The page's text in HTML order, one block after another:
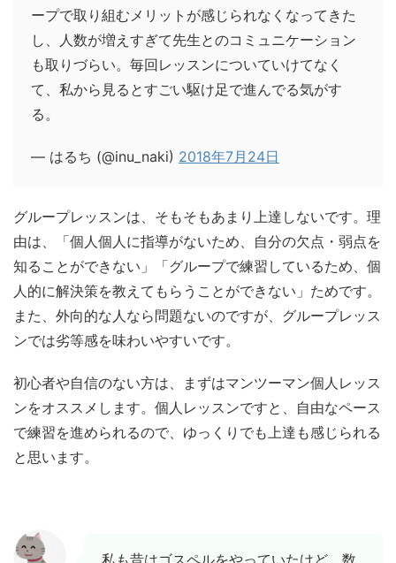
ープで取り組むメリットが感じられなくなってきた
し、人数が増えすぎて先生とのコミュニケーション
も取りづらい。毎回レッスンについていけてなく
て、私から見るとすごい駆け足で進んでる気がす
る。
— はるち (@inu_naki) 2018年7月24日
グループレッスンは、そもそもあまり上達しないです。理
由は、「個人個人に指導がないため、自分の欠点・弱点を
知ることができない」「グループで練習しているため、個
人的に解決策を教えてもらうことができない」ためです。
また、外向的な人なら問題ないのですが、グループレッス
ンでは劣等感を味わいやすいです。
初心者や自信のない方は、まずはマンツーマン個人レッス
ンをオススメします。個人レッスンですと、自由なペース
で練習を進められるので、ゆっくりでも上達も感じられる
と思います。
私も昔はゴスペルをやっていたけど、数